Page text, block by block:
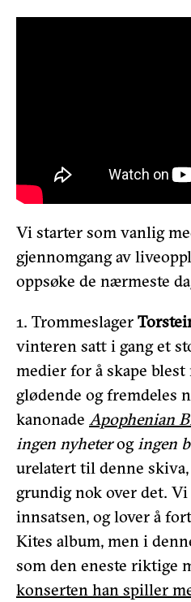
Vi starter som vanlig
gjennomgang av
oppsøke de nærmeste
1. Trommeslager
vinteren satt i gang et
medier for å skape
glødende og fremdeles
kanonade Apophenian
ingen nyheterog ingen
urelatert til denne
grundig nok over det.
innsatsen, og lover å
Kites album, men i
som den eneste riktige
konserten han spiller